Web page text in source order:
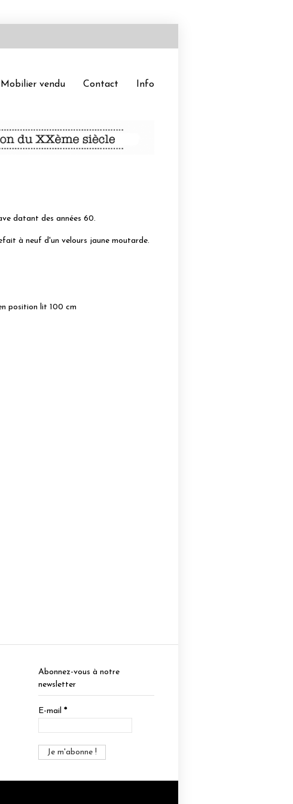
Mobilier vendu Contact Info
datant des années 60.
à neuf d'un velours jaune moutarde.
position lit 100 cm
Abonnez-vous à notre
newsletter
E-mail*